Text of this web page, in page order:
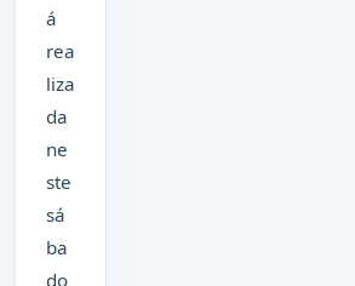
á
rea
liza
da
ne
ste
sá
ba
do